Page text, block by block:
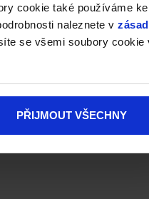
cookie také používáme ke
naleznete v
se všemi soubory cookie
PŘIJMOUT VŠECHNY